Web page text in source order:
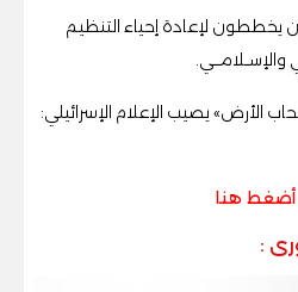
يخططون لإعادة إحياء التنظيم
والإســلامـــي.
الأرض» يصيب الإعلام الإسرائيلي:
أضغط هنا
: